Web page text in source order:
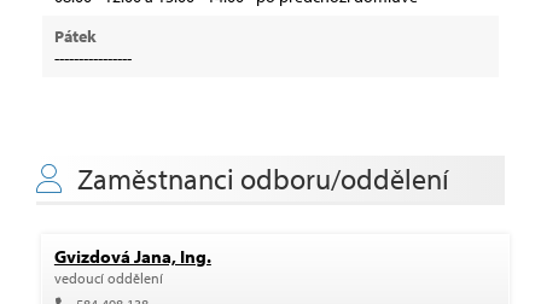
Pátek
----------------
Zaměstnanci odboru/oddělení
Gvizdová Jana, Ing.
vedoucí oddělení